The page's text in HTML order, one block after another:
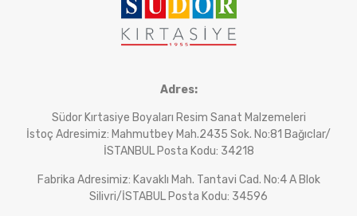
Adres:
Südor Kırtasiye Boyaları Resim Sanat Malzemeleri
İstoç Adresimiz: Mahmutbey Mah.2435 Sok. No:81 Bağıclar/
İSTANBUL Posta Kodu: 34218
Fabrika Adresimiz: Kavaklı Mah. Tantavi Cad. No:4 A Blok
Silivri/İSTABUL Posta Kodu: 34596